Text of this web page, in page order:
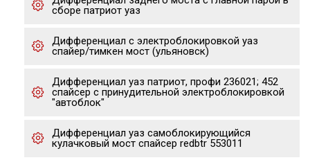
сборе патриот уаз
Дифференциал с электроблокировкой уаз
спайер/тимкен мост (ульяновск)
Дифференциал уаз патриот, профи 236021; 452
спайсер с принудительной электроблокировкой
"автоблок"
Дифференциал уаз самоблокирующийся
кулачковый мост спайсер redbtr 553011